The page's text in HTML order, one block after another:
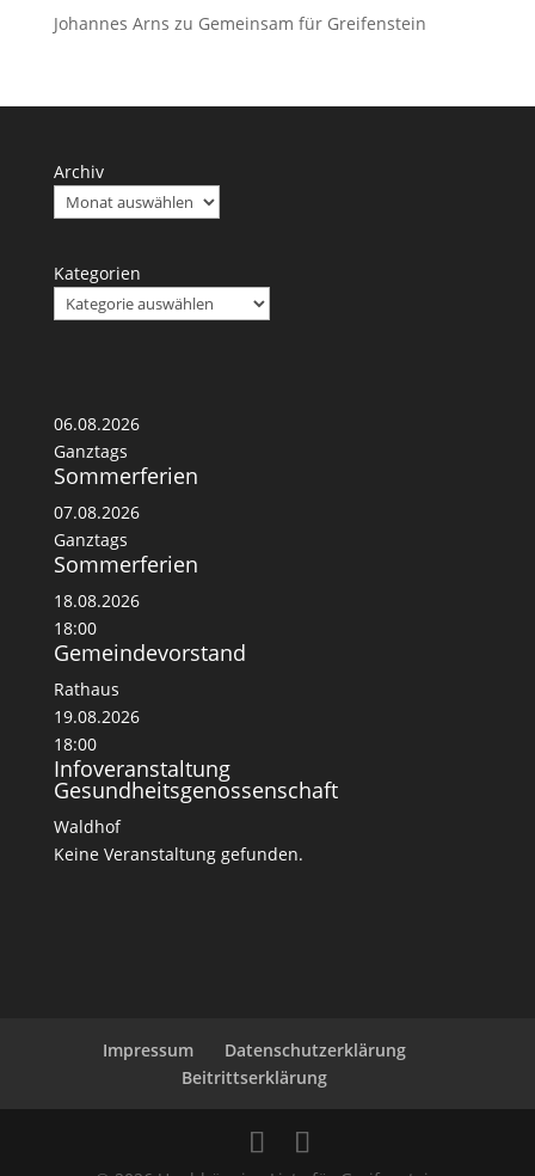
Johannes Arns zu Gemeinsam für Greifenstein
Archiv
Kategorien
06.08.2026
Ganztags
Sommerferien
07.08.2026
Ganztags
Sommerferien
18.08.2026
18:00
Gemeindevorstand
Rathaus
19.08.2026
18:00
Infoveranstaltung
Gesundheitsgenossenschaft
Waldhof
Keine Veranstaltung gefunden.
Impressum
Datenschutzerklärung
Beitrittserklärung